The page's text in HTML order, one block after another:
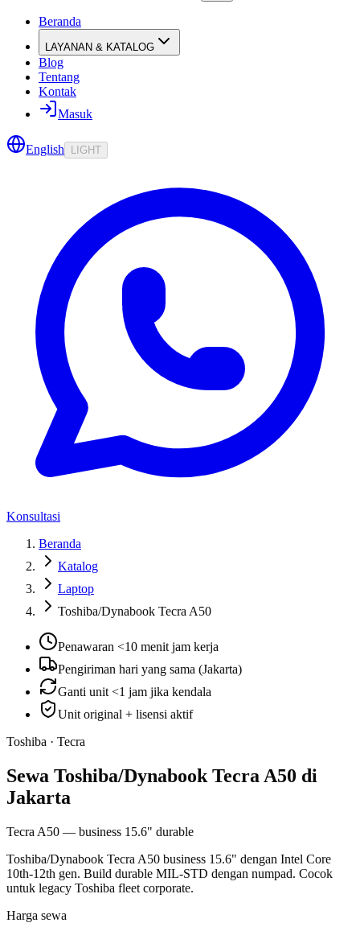
Beranda
LAYANAN & KATALOG
Blog
Tentang
Kontak
Masuk
English LIGHT
Konsultasi
Beranda
Katalog
Laptop
Toshiba/Dynabook Tecra A50
Penawaran <10 menit jam kerja
Pengiriman hari yang sama (Jakarta)
Ganti unit <1 jam jika kendala
Unit original + lisensi aktif
Toshiba · Tecra
Sewa Toshiba/Dynabook Tecra A50 di
Jakarta
Tecra A50 — business 15.6" durable
Toshiba/Dynabook Tecra A50 business 15.6" dengan Intel Core
10th-12th gen. Build durable MIL-STD dengan numpad. Cocok
untuk legacy Toshiba fleet corporate.
Harga sewa